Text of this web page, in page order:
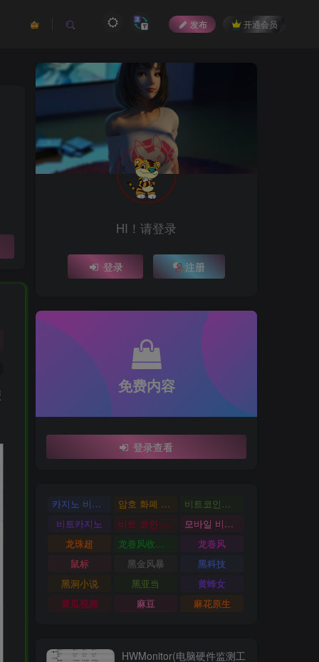
发布 开通会员
HI！请登录
登录 注册
免费内容
登录查看
카지노 비트코인 암호 화폐 카지노
비트코인카지노
비트카지노
비트 코인 온라인 카지노
모바일 비트 코인 카지노
龙珠超
龙卷风收音机
龙卷风
鼠标
黑金风暴
黑科技
黑洞小说
黑亚当
黄蜂女
黄瓜视频
麻豆 麻花原生
HWMonitor(电脑硬件监测工